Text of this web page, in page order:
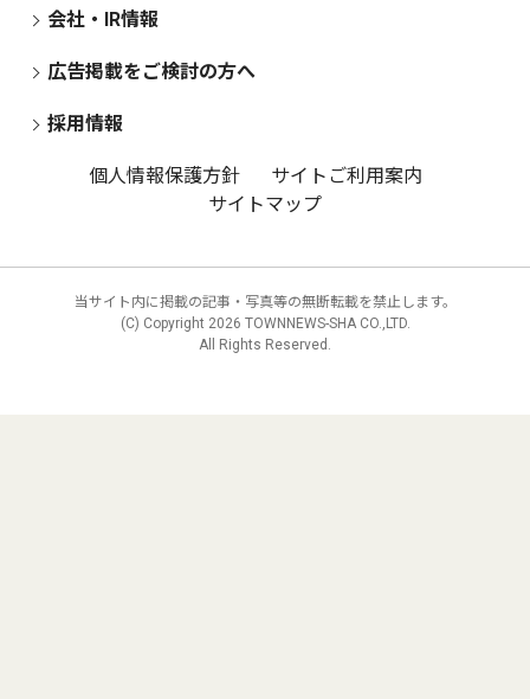
会社・IR情報
広告掲載をご検討の方へ
採用情報
個人情報保護方針
サイトご利用案内
サイトマップ
当サイト内に掲載の記事・写真等の無断転載を禁止します。
(C) Copyright 2026 TOWNNEWS-SHA CO.,LTD.
All Rights Reserved.